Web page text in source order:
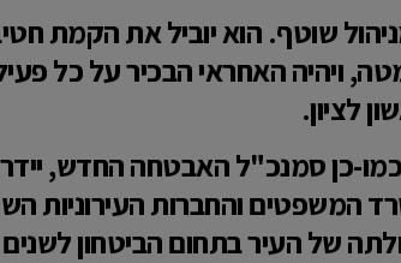
שוטף. הוא יוביל את הקמת
ויהיה האחראי הבכיר על כל
לציון.
כמו-כן סמנכ"ל האבטחה החדש,
והחברות העירוניות
של העיר בתחום הביטחון לשנים